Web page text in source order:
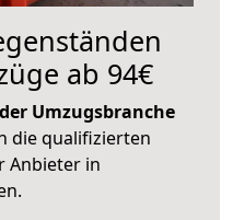
ab 94€
Umzugsbranche
die qualifizierten
Anbieter in